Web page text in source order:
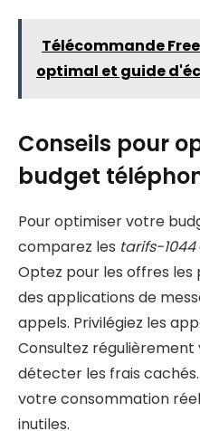
Télécommande
optimal et guide
Conseils pour
budget
Pour optimiser votre
comparez les tarifs-1044
Optez pour les offres les
des applications de
appels. Privilégiez les
Consultez
détecter les frais
votre consommation
inutiles.